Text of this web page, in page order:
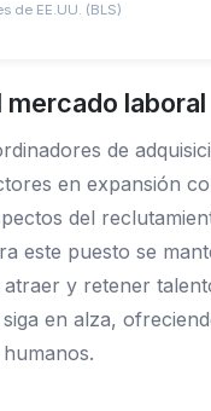
de EE.UU. (BLS)
de
en expansión
del
este puesto se
y retener
en alza,